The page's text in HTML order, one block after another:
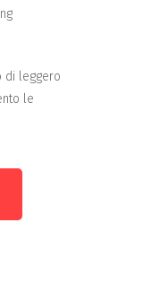
di leggero
le